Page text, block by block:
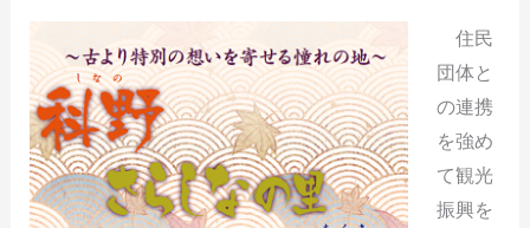
住民
団体と
の連携
を強め
て観光
振興を